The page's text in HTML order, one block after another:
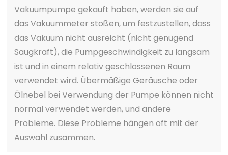
Vakuumpumpe gekauft haben, werden sie auf
das Vakuummeter stoßen, um festzustellen, dass
das Vakuum nicht ausreicht (nicht genügend
Saugkraft), die Pumpgeschwindigkeit zu langsam
ist und in einem relativ geschlossenen Raum
verwendet wird. Übermäßige Geräusche oder
Ölnebel bei Verwendung der Pumpe können nicht
normal verwendet werden, und andere
Probleme. Diese Probleme hängen oft mit der
Auswahl zusammen.